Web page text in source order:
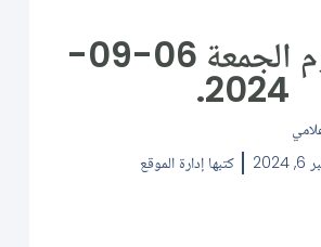
أخبار يوم الجمعة 06-09-
2024.
كتبها إدارة الموقع